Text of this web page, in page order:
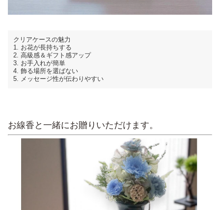
クリアケースの魅力
1. お花が長持ちする
2. 高級感＆ギフト感アップ
3. お手入れが簡単
4. 飾る場所を選ばない
5. メッセージ性が伝わりやすい
お線香と一緒にお贈りいただけます。